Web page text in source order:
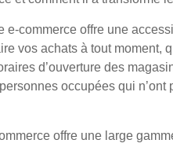
e-commerce offre une
vos achats à tout moment,
d’ouverture des
occupées qui
offre une large